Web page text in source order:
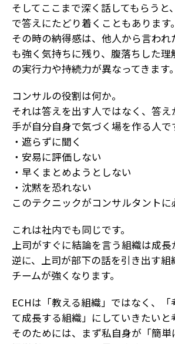
そしてここまで深く話してもらうと
で答えにたどり着くこともあります。
その時の納得感は、他人から言われ
も強く気持ちに残り、腹落ちした理
の実行力や持続力が異なってきます。
コンサルの役割は何か。
それは答えを出す人ではなく、答
手が自分自身で気づく場を作る人で
・遮らずに聞く
・安易に評価しない
・早くまとめようとしない
・沈黙を恐れない
このテクニックがコンサルタントに
これは社内でも同じです。
上司がすぐに結論を言う組織は成長
逆に、上司が部下の話を引き出す組
チームが強くなります。
ECHは「教える組織」ではなく、「
て成長する組織」にしていきたいと
そのためには、まず私自身が「簡